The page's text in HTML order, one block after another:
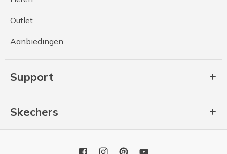
Outlet
Aanbiedingen
Support
Skechers